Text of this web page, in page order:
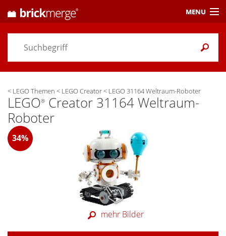
< LEGO Themen < LEGO Creator< LEGO 31164 Weltraum-Roboter
LEGO® Creator 31164 Weltraum-
Roboter
34%
mehr Bilder
MENU
Preisvergleich
Themen/ Händler
Alarme& Wunschlisten
Einstellungen